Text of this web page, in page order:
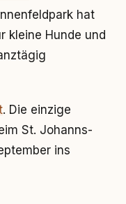
hat
kleine Hunde und
. Die einzige
St. Johanns-
ins